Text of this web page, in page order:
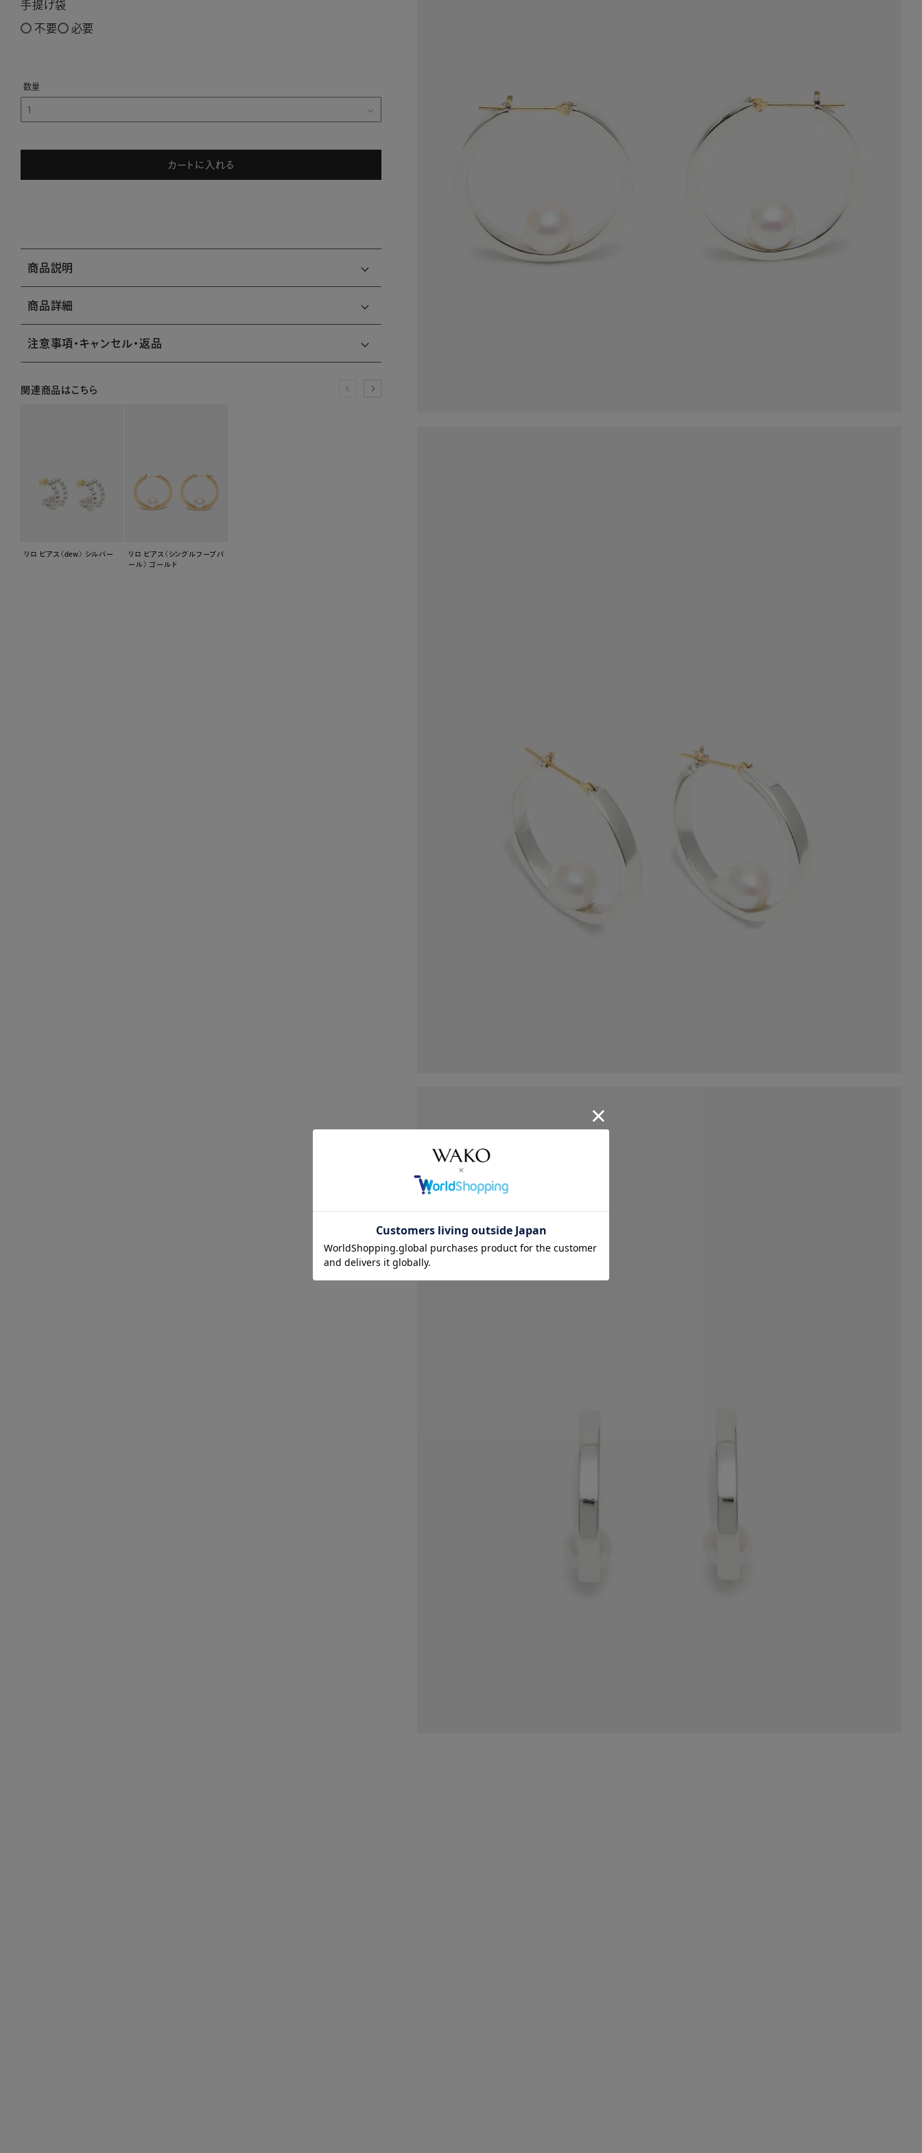
手提げ袋
不要 必要
カートに入れる
商品説明
商品詳細
注意事項・キャンセル・返品
関連商品はこちら
リロ ピアス〈dew〉 シルバー
リロ ピアス〈シングルフープパ
ール〉 ゴールド